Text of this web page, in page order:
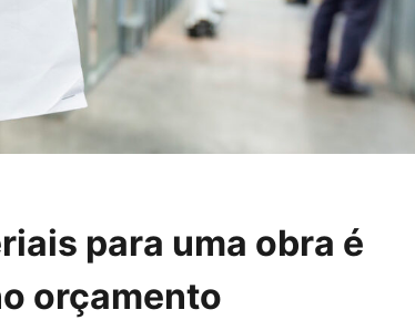
para uma obra é
orçamento